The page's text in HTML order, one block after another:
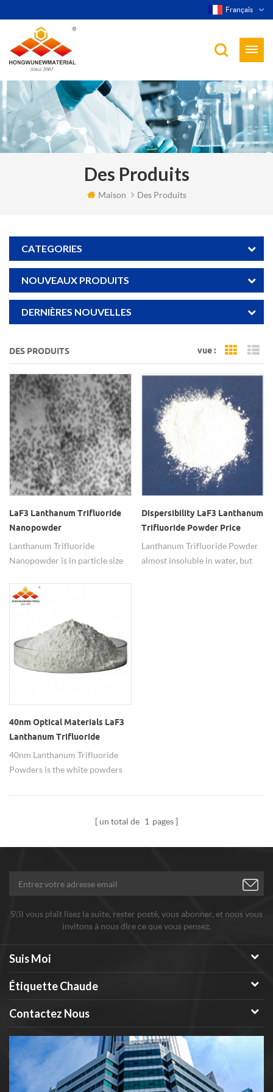
Français
Des Produits
Maison Des Produits
CATEGORIES
NOUVEAUX PRODUITS
DERNIÈRES NOUVELLES
DES PRODUITS vue : Grid
LaF3 Lanthanum Trifluoride
Nanopowder
Lanthanum Trifluoride
Nanopowder is in particle size
Dispersibility LaF3 Lanthanum
Trifluoride Powder Price
Lanthanum Trifluoride Powder
almost insoluble in water, but
40nm Optical Materials LaF3
Lanthanum Trifluoride
Powders
40nm Lanthanum Trifluoride
Powders is the white powders
of the polishing materials.
un total de 1 pages
S\'il vous plaît lisez la suite, rester posté, vous abonner, et nous vous
invitons à nous dire ce que vous pensez.
Suis Moi
Étiquette Chaude
Contactez Nous